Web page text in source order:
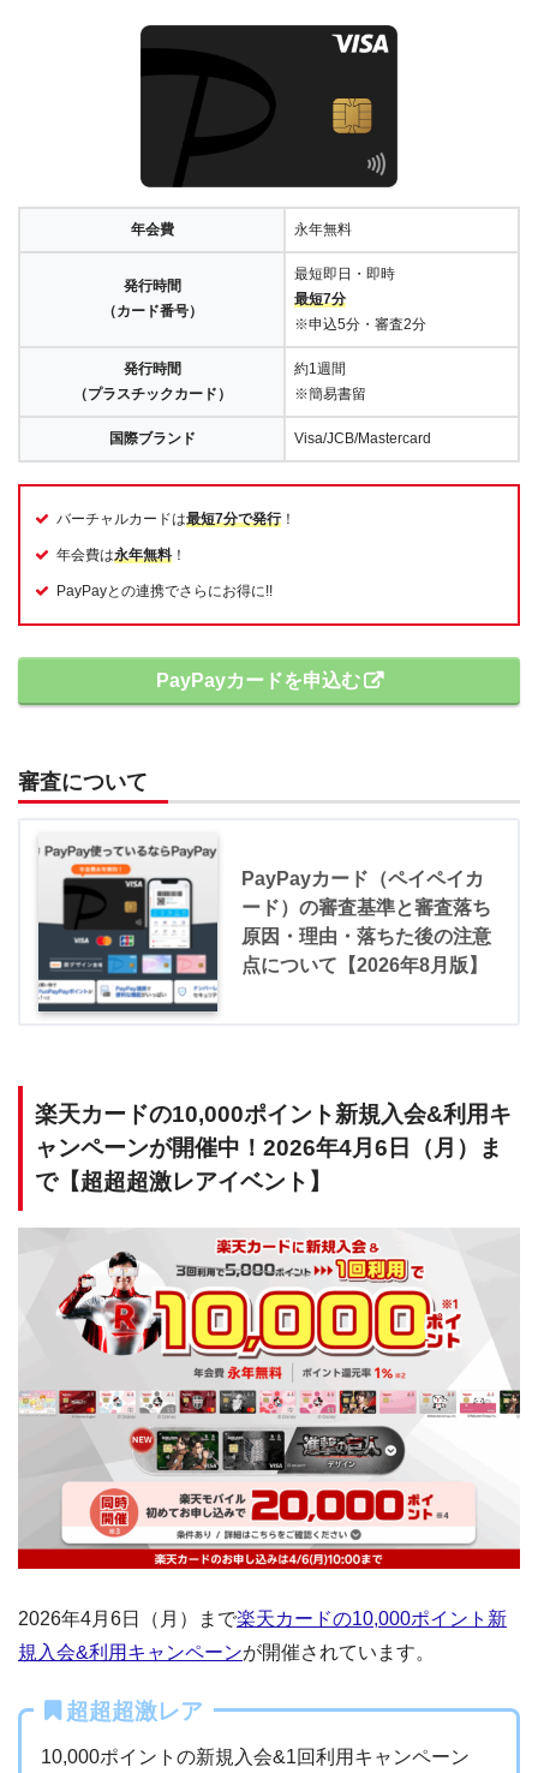
年会費 永年無料
発行時間
（カード番号）
最短即日・即時
最短7分
※申込5分・審査2分
発行時間
（プラスチックカード）
約1週間
※簡易書留
国際ブランド Visa/JCB/Mastercard
バーチャルカードは最短7分で発行！
年会費は永年無料 ！
PayPayとの連携でさらにお得に!!
PayPayカードを申込む
審査について
PayPayカード（ペイペイカ
ード）の審査基準と審査落ち
原因・理由・落ちた後の注意
点について【2026年8月版】
楽天カードの10,000ポイント新規入会&利用キ
ャンペーンが開催中！2026年4月6日（月）ま
で【超超超激レアイベント】
2026年4月6日（月）まで楽天カードの10,000ポイント新
規入会&利用キャンペーンが開催されています。
超超超激レア
10,000ポイントの新規入会&1回利用キャンペーン